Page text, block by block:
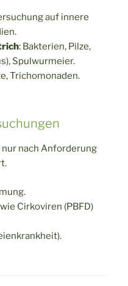
auf innere
: Bakterien, Pilze,
Spulwurmeier.
Trichomonaden.
nach Anforderung
Cirkoviren (PBFD)